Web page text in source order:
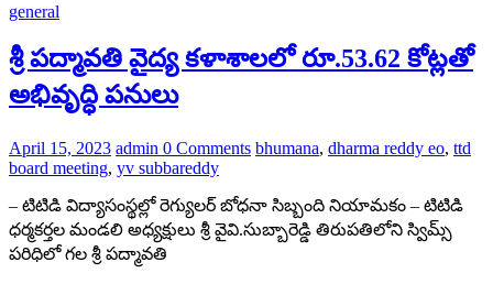
general
శ్రీ పద్మావతి వైద్య కళాశాలలో రూ.53.62 కోట్లతో
అభివృద్ధి పనులు
April 15, 2023 admin 0 Comments bhumana, dharma reddy eo, ttd
board meeting, yv subbareddy
– టిటిడి విద్యాసంస్థల్లో రెగ్యులర్ బోధనా సిబ్బంది నియామకం – టిటిడి
ధర్మకర్తల మండలి అధ్యక్షులు శ్రీ వైవి.సుబ్బారెడ్డి తిరుపతిలోని స్విమ్స్‌
పరిధిలో గల శ్రీ పద్మావతి